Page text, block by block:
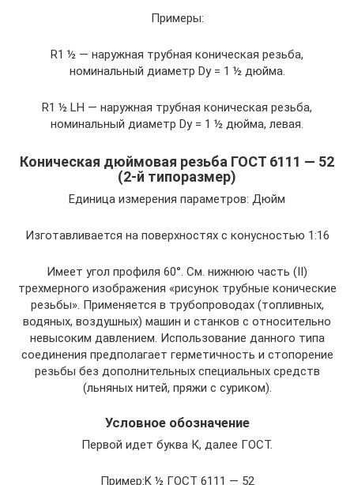
Примеры:
R1 ½ — наружная трубная коническая резьба,
номинальный диаметр Dy = 1 ½ дюйма.
R1 ½ LH — наружная трубная коническая резьба,
номинальный диаметр Dy = 1 ½ дюйма, левая.
Коническая дюймовая резьба ГОСТ 6111 — 52
(2-й типоразмер)
Единица измерения параметров: Дюйм
Изготавливается на поверхностях с конусностью 1:16
Имеет угол профиля 60°. См. нижнюю часть (II)
трехмерного изображения «рисунок трубные конические
резьбы». Применяется в трубопроводах (топливных,
водяных, воздушных) машин и станков с относительно
невысоким давлением. Использование данного типа
соединения предполагает герметичность и стопорение
резьбы без дополнительных специальных средств
(льняных нитей, пряжи с суриком).
Условное обозначение
Первой идет буква К, далее ГОСТ.
Пример:K ½ ГОСТ 6111 — 52